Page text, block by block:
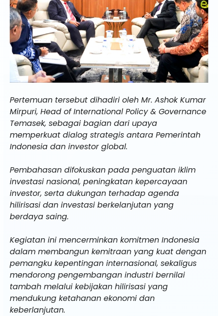
Pertemuan tersebut dihadiri oleh Mr. Ashok Kumar
Mirpuri, Head of International Policy & Governance
Temasek, sebagai bagian dari upaya
memperkuat dialog strategis antara Pemerintah
Indonesia dan investor global.
Pembahasan difokuskan pada penguatan iklim
investasi nasional, peningkatan kepercayaan
investor, serta dukungan terhadap agenda
hilirisasi dan investasi berkelanjutan yang
berdaya saing.
Kegiatan ini mencerminkan komitmen Indonesia
dalam membangun kemitraan yang kuat dengan
pemangku kepentingan internasional, sekaligus
mendorong pengembangan industri bernilai
tambah melalui kebijakan hilirisasi yang
mendukung ketahanan ekonomi dan
keberlanjutan.